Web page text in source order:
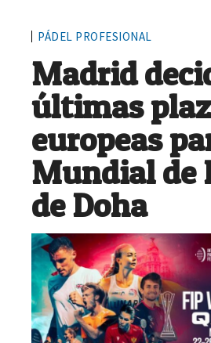
PÁDEL PROFESIONAL
Madrid
últimas
europeas
Mundial de
de Doha